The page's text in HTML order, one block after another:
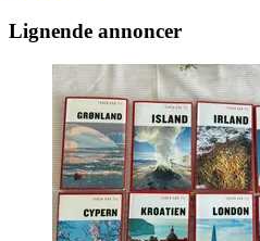
Lignende annoncer